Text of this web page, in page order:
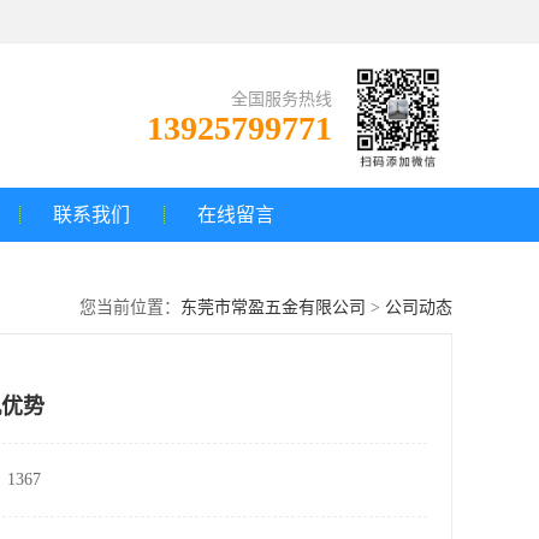
全国服务热线
13925799771
联系我们 在线留言
您当前位置： 东莞市常盈五金有限公司 > 公司动态
势
1367